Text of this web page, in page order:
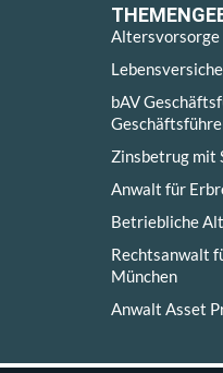
Altersvorsorge
bAV
Zinsbetrug mit
Anwalt für
Betriebliche
Rechtsanwalt
München
Anwalt Asset